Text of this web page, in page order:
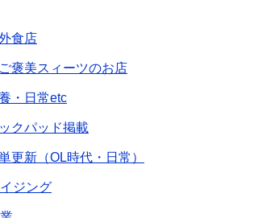
食店
褒美スィーツのお店
・日常etc
パッド掲載
新（OL時代・日常）
ジング